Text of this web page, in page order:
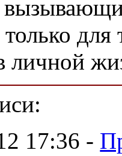
личной
17:36 -